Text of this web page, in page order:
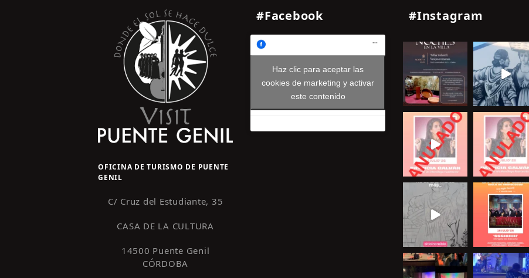
OFICINA DE TURISMO DE PUENTE
GENIL
C/ Cruz del Estudiante, 35
CASA DE LA CULTURA
14500 Puente Genil
CÓRDOBA
#Facebook
Haz clic para aceptar las
cookies de marketing y activar
este contenido
#Instagram